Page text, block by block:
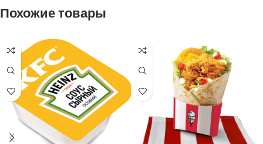
Похожие товары